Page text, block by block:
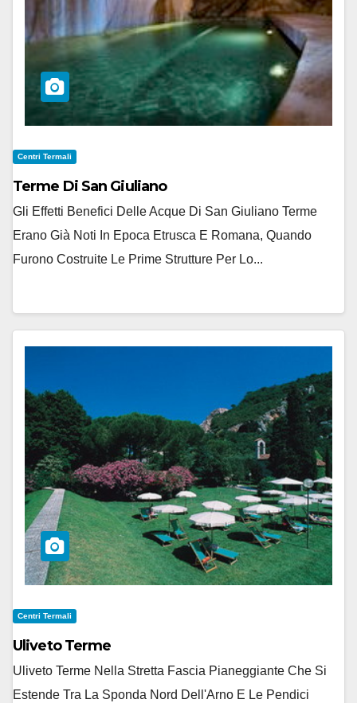
Centri Termali
Terme Di San Giuliano
Gli Effetti Benefici Delle Acque Di San Giuliano Terme
Erano Già Noti In Epoca Etrusca E Romana, Quando
Furono Costruite Le Prime Strutture Per Lo...
Centri Termali
Uliveto Terme
Uliveto Terme Nella Stretta Fascia Pianeggiante Che Si
Estende Tra La Sponda Nord Dell'Arno E Le Pendici